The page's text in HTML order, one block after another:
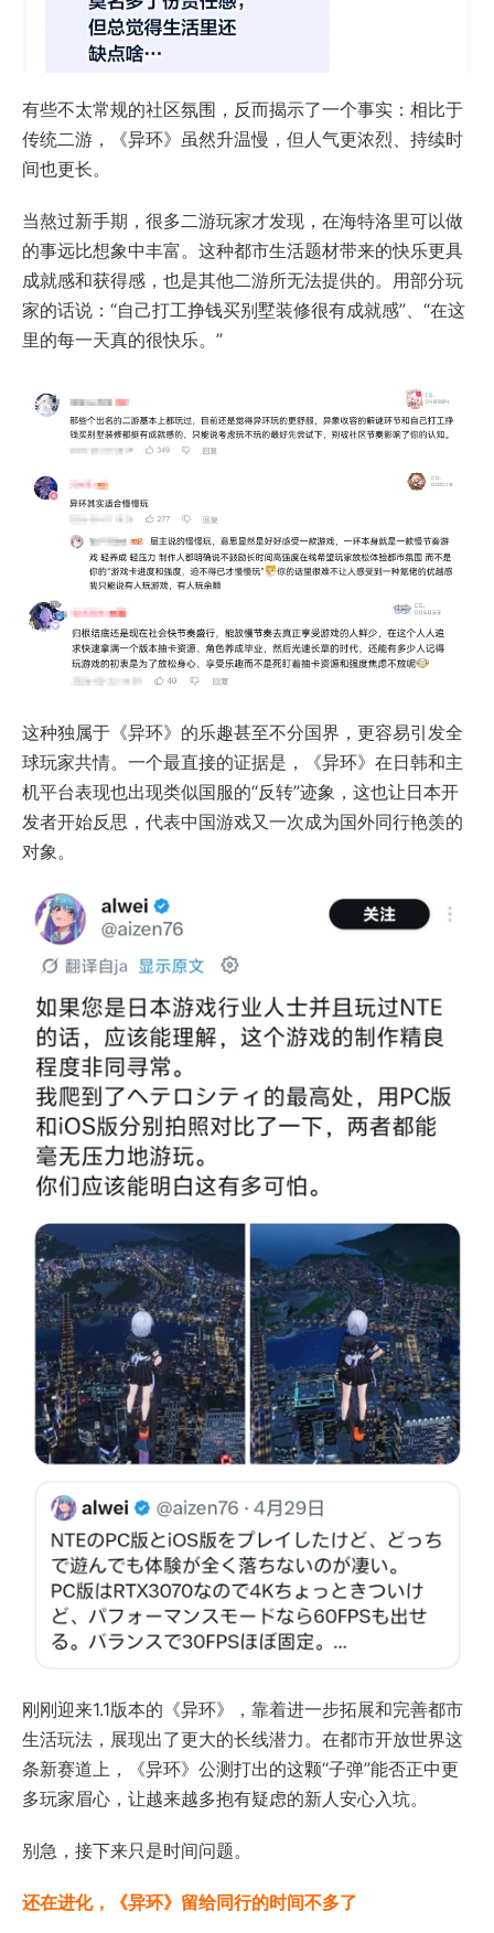
有些不太常规的社区氛围，反而揭示了一个事实：相比于
传统二游，《异环》虽然升温慢，但人气更浓烈、持续时
间也更长。
当熬过新手期，很多二游玩家才发现，在海特洛里可以做
的事远比想象中丰富。这种都市生活题材带来的快乐更具
成就感和获得感，也是其他二游所无法提供的。用部分玩
家的话说：“自己打工挣钱买别墅装修很有成就感”、“在这
里的每一天真的很快乐。”
这种独属于《异环》的乐趣甚至不分国界，更容易引发全
球玩家共情。一个最直接的证据是，《异环》在日韩和主
机平台表现也出现类似国服的“反转”迹象，这也让日本开
发者开始反思，代表中国游戏又一次成为国外同行艳羡的
对象。
刚刚迎来1.1版本的《异环》，靠着进一步拓展和完善都市
生活玩法，展现出了更大的长线潜力。在都市开放世界这
条新赛道上，《异环》公测打出的这颗“子弹”能否正中更
多玩家眉心，让越来越多抱有疑虑的新人安心入坑。
别急，接下来只是时间问题。
还在进化，《异环》留给同行的时间不多了